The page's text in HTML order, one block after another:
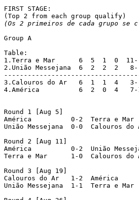
FIRST STAGE:
(Os 2 primeiros de cada grupo se
Group A
Table:
1.Terra e Mar	   6  5  1  0  11- 3  16  Qualified
2.União Messejana  6  2  2  2
3.Calouros do Ar   6  1  1  4
4.América	   6  2  0  4   7-12   6
Round 1 [Aug 5]
América		 0-2  Terra e Mar
União Messejana	 0-0  Calouros do Ar
Round 2 [Aug 11]
América		 0-2  União Messejana
Terra e Mar	 1-0  Calouros do Ar
Round 3 [Aug 19]
Calouros do Ar	 1-2  América
União Messejana	 1-1  Terra e Mar